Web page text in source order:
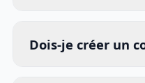
Dois-je créer un